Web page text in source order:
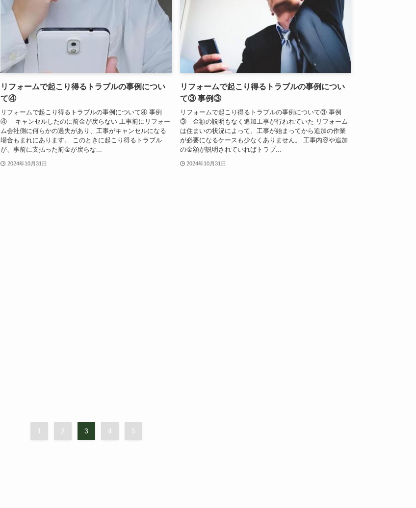
リフォームで起こり得るトラブルの事例につい
て④
リフォームで起こり得るトラブルの事例について④ 事例
④ キャンセルしたのに前金が戻らない 工事前にリフォー
ム会社側に何らかの過失があり、工事がキャンセルになる
場合もまれにあります。 このときに起こり得るトラブル
が、事前に支払った前金が戻らな...
2024年10月31日
リフォームで起こり得るトラブルの事例につい
て③ 事例③
リフォームで起こり得るトラブルの事例について③ 事例
③ 金額の説明もなく追加工事が行われていた リフォーム
は住まいの状況によって、工事が始まってから追加の作業
が必要になるケースも少なくありません。 工事内容や追加
の金額が説明されていればトラブ...
2024年10月31日
1 2 3 4 5